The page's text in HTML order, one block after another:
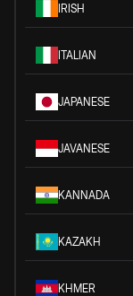
IRISH
ITALIAN
JAPANESE
JAVANESE
KANNADA
KAZAKH
KHMER